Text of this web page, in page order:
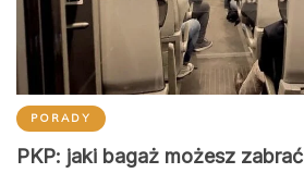
PORADY
PKP: jaki bagaż możesz